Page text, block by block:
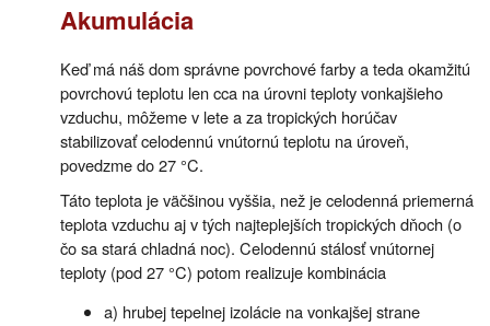
Akumulácia
Keď má náš dom správne povrchové farby a teda okamžitú
povrchovú teplotu len cca na úrovni teploty vonkajšieho
vzduchu, môžeme v lete a za tropických horúčav
stabilizovať celodennú vnútornú teplotu na úroveň,
povedzme do 27 °C.
Táto teplota je väčšinou vyššia, než je celodenná priemerná
teplota vzduchu aj v tých najteplejších tropických dňoch (o
čo sa stará chladná noc). Celodennú stálosť vnútornej
teploty (pod 27 °C) potom realizuje kombinácia
a) hrubej tepelnej izolácie na vonkajšej strane